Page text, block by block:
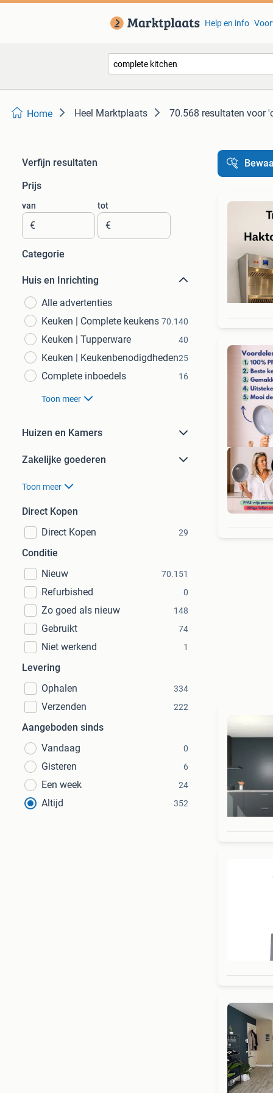
Help en info
Home Heel Marktplaats 70.568 resultaten voor
Verfijn resultaten
Prijs
van
€
tot
€
Categorie
Huis en Inrichting
Alle advertenties
Keuken | Complete keukens 70.140
Keuken | Tupperware 40
Keuken | Keukenbenodigdheden25
Complete inboedels 16
Toon meer
Huizen en Kamers
Zakelijke goederen
Toon meer
Direct Kopen
Direct Kopen
29
Conditie
Nieuw
70.151
Refurbished 0
Zo goed als nieuw 148
Gebruikt 74
Niet werkend 1
Levering
Ophalen
334
Verzenden 222
Aangeboden sinds
Vandaag
0
Gisteren 6
Een week 24
Altijd 352